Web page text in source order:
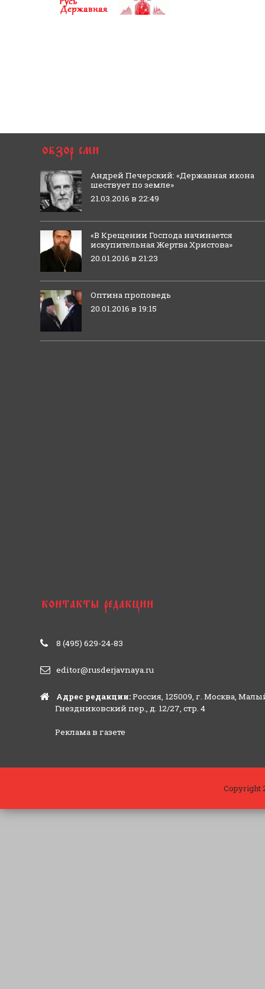
Андрей Печерский: «Державная икона
шествует по земле»
21.03.2016 в 22:49
«В Крещении Господа начинается
искупительная Жертва Христова»
20.01.2016 в 21:23
Оптина проповедь
20.01.2016 в 19:15
8 (495) 629-24-83
editor@rusderjavnaya.ru
Адрес редакции:Россия, 125009, г. Москва,
Гнездниковский пер., д. 12/27, стр. 4
Реклама в газете
Copyright